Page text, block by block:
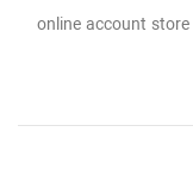
online account store